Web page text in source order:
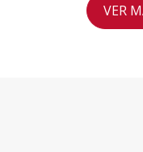
VER